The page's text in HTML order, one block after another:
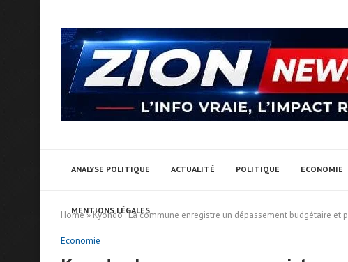
ANALYSE POLITIQUE ACTUALITÉ POLITIQUE ECONOMIE
MENTIONS LÉGALES
Home»Kyondo : La commune enregistre un dépassement budgétaire
Economie